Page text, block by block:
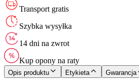
Transport gratis
Szybka wysyłka
14 dni na zwrot
Kup opony na raty
Opis produktu Etykieta Gwarancja